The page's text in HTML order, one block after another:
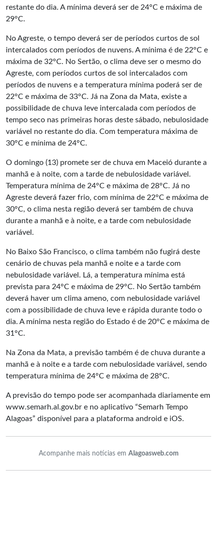
restante do dia. A mínima deverá ser de 24°C e máxima de
29°C.
No Agreste, o tempo deverá ser de períodos curtos de sol
intercalados com períodos de nuvens. A mínima é de 22°C e
máxima de 32°C. No Sertão, o clima deve ser o mesmo do
Agreste, com períodos curtos de sol intercalados com
períodos de nuvens e a temperatura mínima poderá ser de
22°C e máxima de 33°C. Já na Zona da Mata, existe a
possibilidade de chuva leve intercalada com períodos de
tempo seco nas primeiras horas deste sábado, nebulosidade
variável no restante do dia. Com temperatura máxima de
30°C e mínima de 24°C.
O domingo (13) promete ser de chuva em Maceió durante a
manhã e à noite, com a tarde de nebulosidade variável.
Temperatura mínima de 24°C e máxima de 28°C. Já no
Agreste deverá fazer frio, com mínima de 22°C e máxima de
30°C, o clima nesta região deverá ser também de chuva
durante a manhã e à noite, e a tarde com nebulosidade
variável.
No Baixo São Francisco, o clima também não fugirá deste
cenário de chuvas pela manhã e noite e a tarde com
nebulosidade variável. Lá, a temperatura mínima está
prevista para 24°C e máxima de 29°C. No Sertão também
deverá haver um clima ameno, com nebulosidade variável
com a possibilidade de chuva leve e rápida durante todo o
dia. A mínima nesta região do Estado é de 20°C e máxima de
31°C.
Na Zona da Mata, a previsão também é de chuva durante a
manhã e à noite e a tarde com nebulosidade variável, sendo
temperatura mínima de 24°C e máxima de 28°C.
A previsão do tempo pode ser acompanhada diariamente em
www.semarh.al.gov.br e no aplicativo “Semarh Tempo
Alagoas” disponível para a plataforma android e iOS.
Acompanhe mais notícias em Alagoasweb.com